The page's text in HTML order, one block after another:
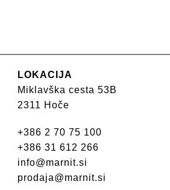
LOKACIJA
Miklavška cesta 53B
2311 Hoče
+386 2 70 75 100
+386 31 612 266
info@marnit.si
prodaja@marnit.si